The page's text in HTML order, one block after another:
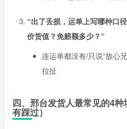
“出了丢损，运单上写哪种口
价货值？免赔额多少？”
连运单都没有/只说“放心
拉扯
四、邢台发货人最常见的4
有踩过）